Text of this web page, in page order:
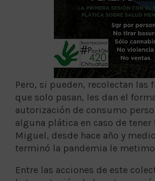
Pero, si pueden, recolectan las
que solo pasan, les dan el
autorización de consumo
alguna plática en caso de
Miguel, desde hace año y
terminó la pandemia le
Entre las acciones de este